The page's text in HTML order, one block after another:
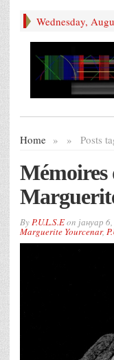
Wednesday,
Home » Posts
»
Mémoires
ByP.U.L.S.Eon јануар
Marguerite Yourcenar,